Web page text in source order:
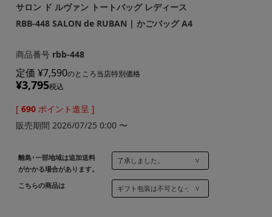
サロン ド ルヴァン トートバッグ レディース
RBB-448 SALON de RUBAN | かごバッグ A4
商品番号 rbb-448
定価 ¥7,590のところ当店特別価格
¥3,795税込
[ 690 ポイント進呈 ]
販売期間 2026/07/25 0:00 〜
離島･一部地域は追加送料
がかかる場合があります。
こちらの商品は